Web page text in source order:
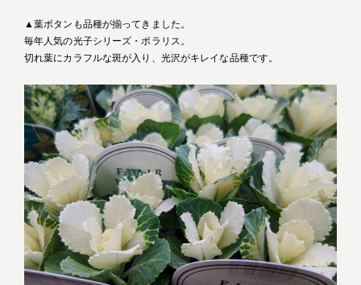
▲葉ボタンも品種が揃ってきました。
毎年人気の光子シリーズ・ポラリス。
切れ葉にカラフルな斑が入り、光沢がキレイな品種です。